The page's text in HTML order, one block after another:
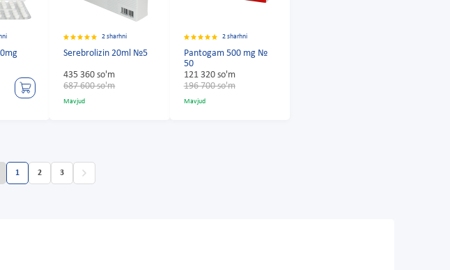
2 sharhni
Serebrolizin 20ml №5
435 360 so'm
687 600 so'm
Mavjud
2 sharhni
Pantogam 500 mg №
50
121 320 so'm
196 700 so'm
Mavjud
1 2 3